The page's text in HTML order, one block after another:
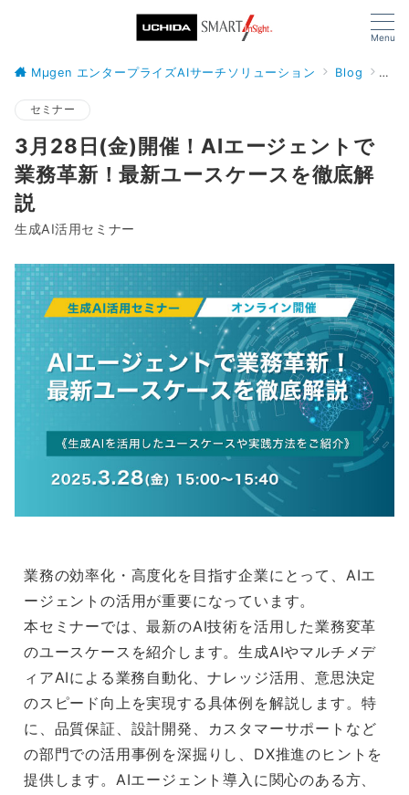
Menu
Mµgen エンタープライズAIサーチソリューション Blog セ
セミナー
3月28日(金)開催！AIエージェントで
業務革新！最新ユースケースを徹底解
説
生成AI活用セミナー
業務の効率化・高度化を目指す企業にとって、AIエ
ージェントの活用が重要になっています。
本セミナーでは、最新のAI技術を活用した業務変革
のユースケースを紹介します。生成AIやマルチメデ
ィアAIによる業務自動化、ナレッジ活用、意思決定
のスピード向上を実現する具体例を解説します。特
に、品質保証、設計開発、カスタマーサポートなど
の部門での活用事例を深掘りし、DX推進のヒントを
提供します。AIエージェント導入に関心のある方、